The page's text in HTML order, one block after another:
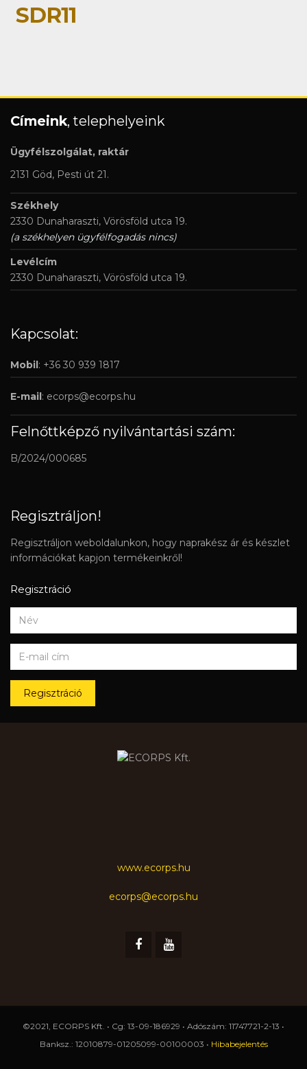
SDR11
Címeink, telephelyeink
Ügyfélszolgálat, raktár
2131 Göd, Pesti út 21.
Székhely
2330 Dunaharaszti, Vörösföld utca 19.
(a székhelyen ügyfélfogadás nincs)
Levélcím
2330 Dunaharaszti, Vörösföld utca 19.
Kapcsolat:
Mobil: +36 30 939 1817
E-mail: ecorps@ecorps.hu
Felnőttképző nyilvántartási szám:
B/2024/000685
Regisztráljon!
Regisztráljon weboldalunkon, hogy naprakész ár és készlet
információkat kapjon termékeinkről!
Regisztráció
Regisztráció
www.ecorps.hu
ecorps@ecorps.hu
©2021, ECORPS Kft. • Cg: 13-09-186929 • Adószám: 11747721-2-13 •
Banksz.: 12010879-01205099-00100003 • Hibabejelentés